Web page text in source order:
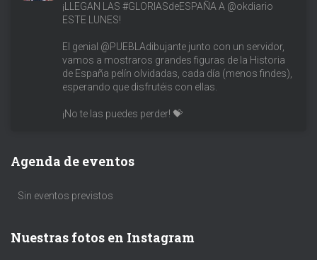
¡LLEGAN LAS #GLORIASdeESPAÑA A @okdiario
ESTE LUNES!
El genial @PUEBLAdibujante junto con un servidor,
vamos a mostraros grandes figuras de la Historia
de España pelín olvidadas, cada día (menos findes),
esperando que disfrutéis con ellas.
¡No te las puedes perder! 💝
Agenda de eventos
Sin eventos previstos
Nuestras fotos en Instagram